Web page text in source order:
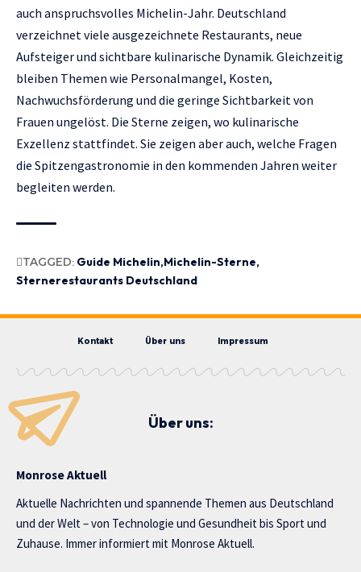
auch anspruchsvolles Michelin-Jahr. Deutschland
verzeichnet viele ausgezeichnete Restaurants, neue
Aufsteiger und sichtbare kulinarische Dynamik. Gleichzeitig
bleiben Themen wie Personalmangel, Kosten,
Nachwuchsförderung und die geringe Sichtbarkeit von
Frauen ungelöst. Die Sterne zeigen, wo kulinarische
Exzellenz stattfindet. Sie zeigen aber auch, welche Fragen
die Spitzengastronomie in den kommenden Jahren weiter
begleiten werden.
TAGGED: Guide Michelin Michelin-Sterne
Sternerestaurants Deutschland
Kontakt Über uns Impressum
Über uns:
Monrose Aktuell
Aktuelle Nachrichten und spannende Themen aus Deutschland
und der Welt – von Technologie und Gesundheit bis Sport und
Zuhause. Immer informiert mit Monrose Aktuell.